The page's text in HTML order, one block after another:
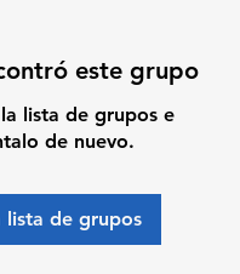
este grupo
lista de grupos e
de nuevo.
lista de grupos